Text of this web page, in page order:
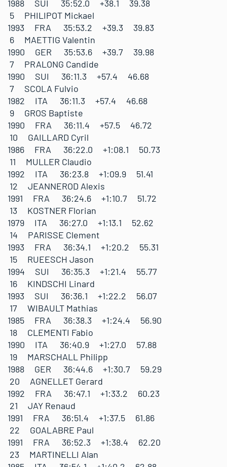
1988 SUI 35:52.0 +38.1 39.38
5 PHILIPOT Mickael
1993 FRA 35:53.2 +39.3 39.83
6 MAETTIG Valentin
1990 GER 35:53.6 +39.7 39.98
7 PRALONG Candide
1990 SUI 36:11.3 +57.4 46.68
7 SCOLA Fulvio
1982 ITA 36:11.3 +57.4 46.68
9 GROS Baptiste
1990 FRA 36:11.4 +57.5 46.72
10 GAILLARD Cyril
1986 FRA 36:22.0 +1:08.1 50.73
11 MULLER Claudio
1992 ITA 36:23.8 +1:09.9 51.41
12 JEANNEROD Alexis
1991 FRA 36:24.6 +1:10.7 51.72
13 KOSTNER Florian
1979 ITA 36:27.0 +1:13.1 52.62
14 PARISSE Clement
1993 FRA 36:34.1 +1:20.2 55.31
15 RUEESCH Jason
1994 SUI 36:35.3 +1:21.4 55.77
16 KINDSCHI Linard
1993 SUI 36:36.1 +1:22.2 56.07
17 WIBAULT Mathias
1985 FRA 36:38.3 +1:24.4 56.90
18 CLEMENTI Fabio
1990 ITA 36:40.9 +1:27.0 57.88
19 MARSCHALL Philipp
1988 GER 36:44.6 +1:30.7 59.29
20 AGNELLET Gerard
1992 FRA 36:47.1 +1:33.2 60.23
21 JAY Renaud
1991 FRA 36:51.4 +1:37.5 61.86
22 GOALABRE Paul
1991 FRA 36:52.3 +1:38.4 62.20
23 MARTINELLI Alan